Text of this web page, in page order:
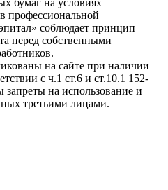
бумаг на условиях
профессиональной
соблюдает принцип
перед собственными
на сайте при наличии
с ч.1 ст.6 и ст.10.1 152-
на использование и
третьими лицами.